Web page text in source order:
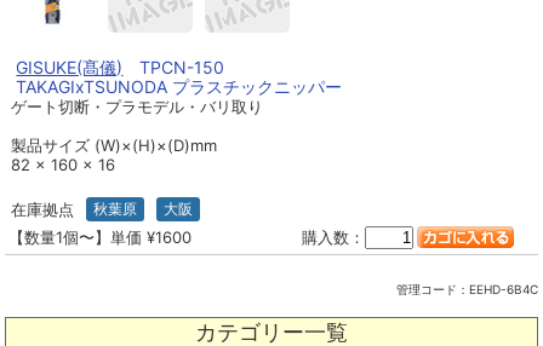
カテゴリー一覧
GISUKE(髙儀) TPCN-150
TAKAGIxTSUNODA プラスチックニッパー
ゲート切断・プラモデル・バリ取り
製品サイズ (W)×(H)×(D)mm
82 × 160 × 16
在庫拠点 秋葉原 大阪
【数量1個〜】単価 ¥1600 購入数：
管理コード： EEHD-6B4C